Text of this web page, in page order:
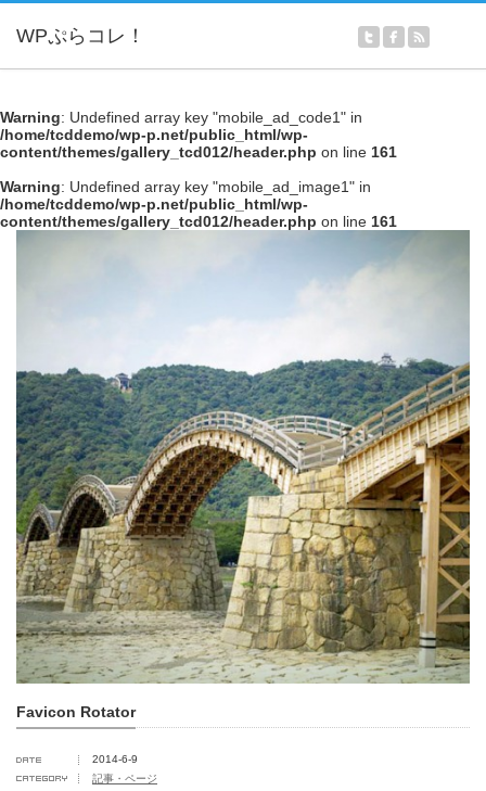
Warning: Undefined array key "mobile_ad_code1" in
/home/tcddemo/wp-p.net/public_html/wp-
content/themes/gallery_tcd012/header.php on line 161
Warning: Undefined array key "mobile_ad_image1" in
/home/tcddemo/wp-p.net/public_html/wp-
content/themes/gallery_tcd012/header.php on line 161
Favicon Rotator
2014-6-9
記事・ページ